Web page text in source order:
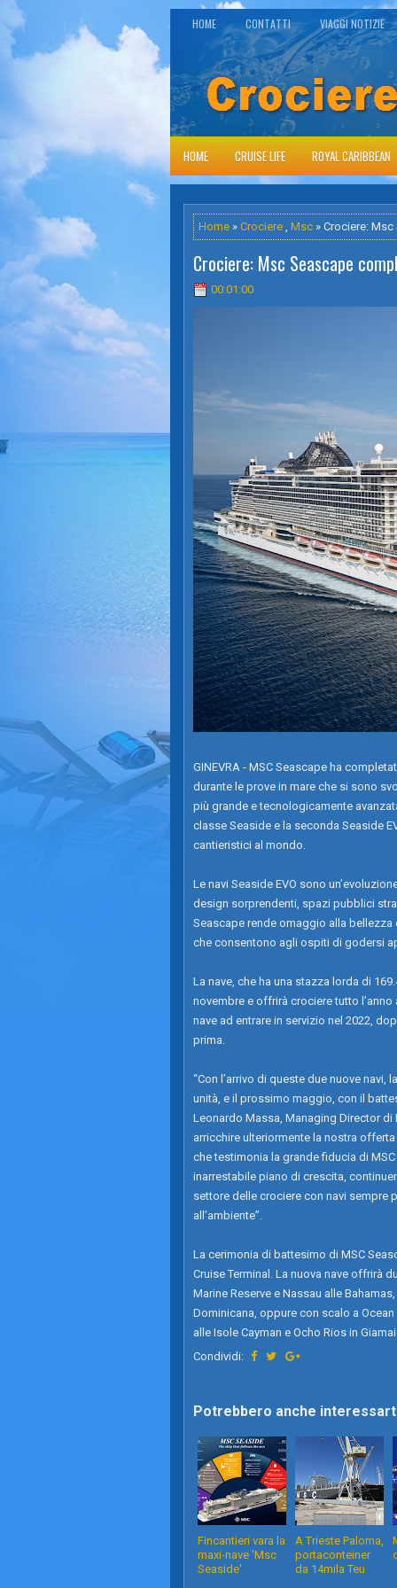
HOME CONTATTI VIAGGI NOTIZIE
HOME CRUISE LIFE ROYAL CARIBBEAN
Home » Crociere , Msc » Crociere:
Crociere: Msc Seascape
00:01:00
GINEVRA - MSC Seascape ha
durante le prove in mare che si sono
più grande e tecnologicamente
classe Seaside e la seconda Seaside
cantieristici al mondo.
Le navi Seaside EVO sono
design sorprendenti, spazi pubblici
Seascape rende omaggio alla
che consentono agli ospiti di godersi
La nave, che ha una stazza lorda di
novembre e offrirà crociere tutto
nave ad entrare in servizio nel 2022,
prima.
“Con l’arrivo di queste due nuove navi,
unità, e il prossimo maggio, con il
Leonardo Massa, Managing Director di
arricchire ulteriormente la nostra
che testimonia la grande fiducia di
inarrestabile piano di crescita,
settore delle crociere con navi sempre
all’ambiente”.
La cerimonia di battesimo di MSC
Cruise Terminal. La nuova nave offrirà
Marine Reserve e Nassau alle
Dominicana, oppure con scalo a Ocean
alle Isole Cayman e Ocho Rios in
Condividi:
Potrebbero anche
Fincantieri vara la
maxi-nave 'Msc
Seaside'
A Trieste Paloma,
portaconteiner
da 14mila Teu